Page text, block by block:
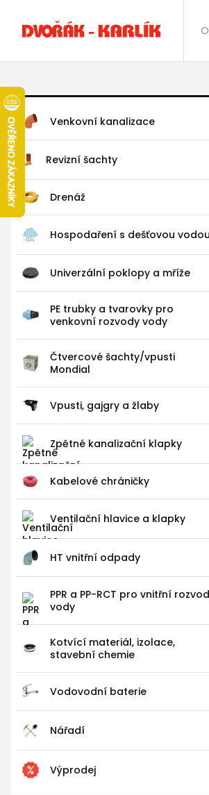
Venkovní kanalizace
Revizní šachty
Drenáž
Hospodaření s dešťovou vodou
Univerzální poklopy a mříže
PE trubky a tvarovky pro
venkovní rozvody vody
Čtvercové šachty/vpusti
Mondial
Vpusti, gajgry a žlaby
Zpětné kanalizační klapky
Kabelové chráničky
Ventilační hlavice a klapky
HT vnitřní odpady
PPR a PP-RCT pro vnitřní
vody
Kotvící materiál, izolace,
stavební chemie
Vodovodní baterie
Nářadí
Výprodej